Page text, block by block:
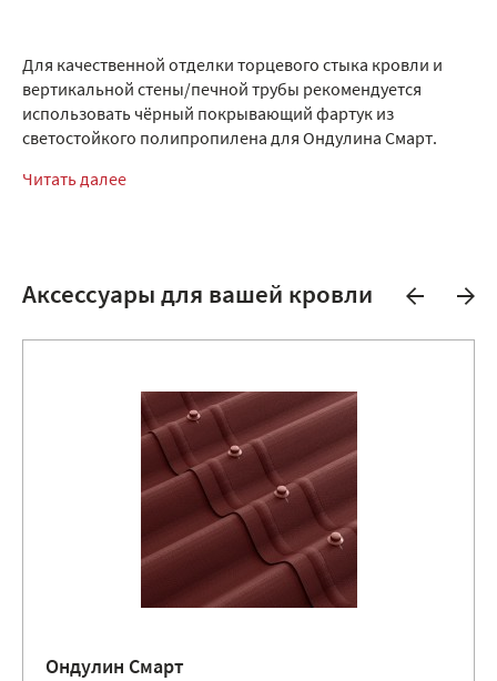
Для качественной отделки торцевого стыка кровли и
вертикальной стены/печной трубы рекомендуется
использовать чёрный покрывающий фартук из
светостойкого полипропилена для Ондулина Смарт.
Читать далее
Аксессуары для вашей кровли
Ондулин Смарт